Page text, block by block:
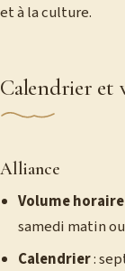
et à la culture.
Calendrier et
Alliance
Volume horaire
samedi matin
Calendrier: